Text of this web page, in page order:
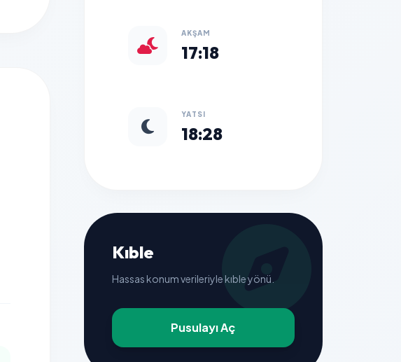
AKŞAM
17:18
YATSI
18:28
Kıble
Hassas konum verileriyle kıble yönü.
Pusulayı Aç